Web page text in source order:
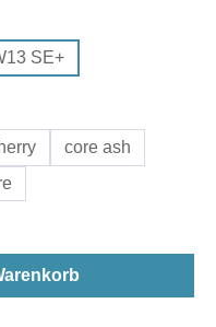
SE+
core ash